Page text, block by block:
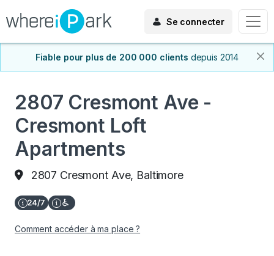
Se connecter
Fiable pour plus de 200 000 clients depuis 2014
2807 Cresmont Ave -
Cresmont Loft
Apartments
2807 Cresmont Ave, Baltimore
Comment accéder à ma place ?